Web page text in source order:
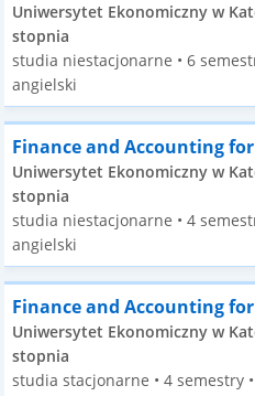
Uniwersytet Ekonomiczny w
stopnia
studia niestacjonarne • 6
angielski
Finance and Accounting
Uniwersytet Ekonomiczny w
stopnia
studia niestacjonarne • 4
angielski
Finance and Accounting
Uniwersytet Ekonomiczny w
stopnia
studia stacjonarne • 4 semestry